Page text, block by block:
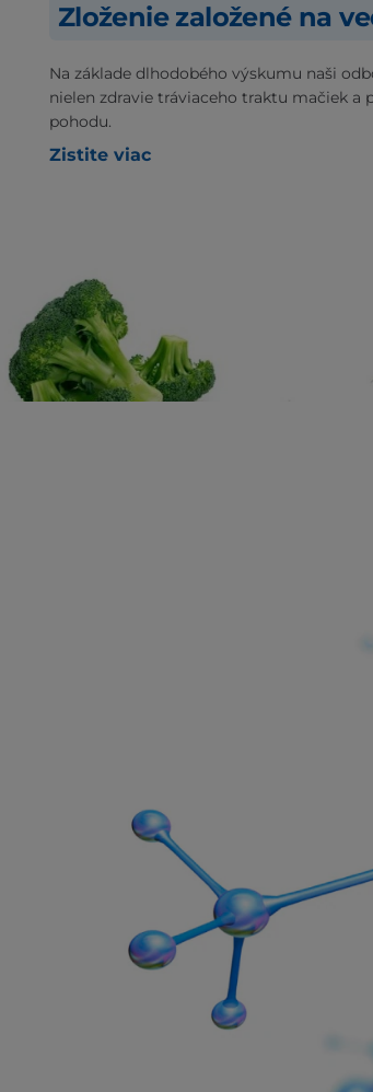
Zloženie založené na
Na základe dlhodobého výskumu naši
nielen zdravie tráviaceho traktu mačiek a
pohodu.
Zistite viac